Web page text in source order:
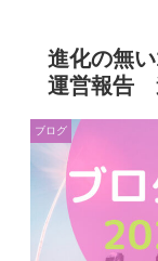
進化の無
運営報告
ブログ